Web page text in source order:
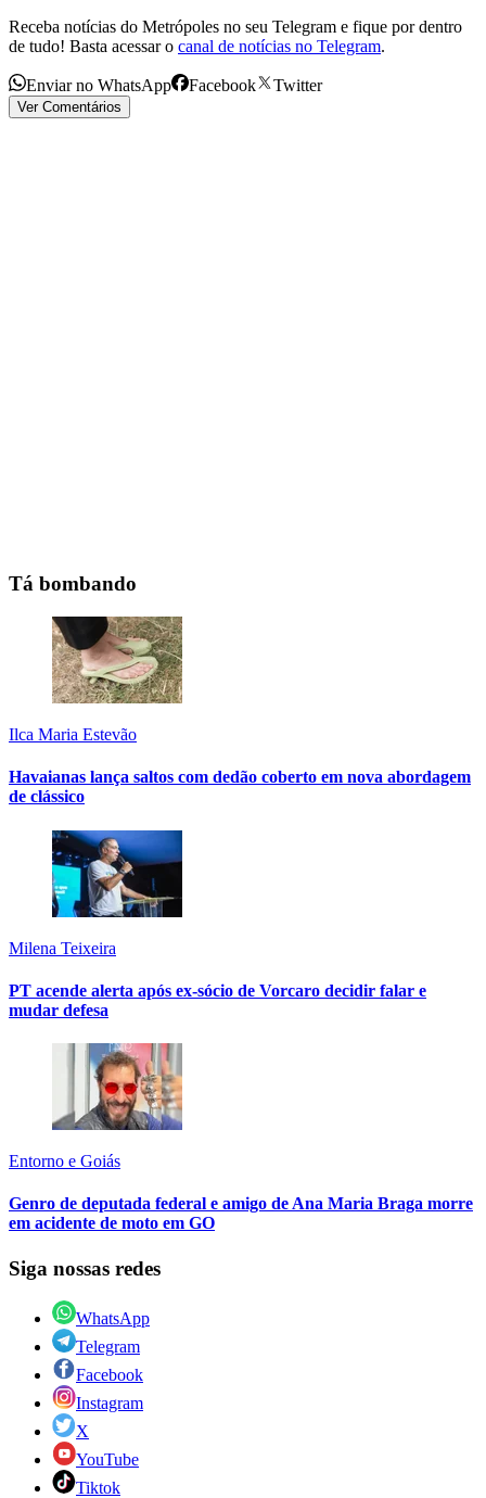
Receba notícias do Metrópoles no seu Telegram e fique por dentro
de tudo! Basta acessar o canal de notícias no Telegram.
Enviar no WhatsApp Facebook Twitter
Ver Comentários
Tá bombando
Ilca Maria Estevão
Havaianas lança saltos com dedão coberto em nova abordagem
de clássico
Milena Teixeira
PT acende alerta após ex-sócio de Vorcaro decidir falar e
mudar defesa
Entorno e Goiás
Genro de deputada federal e amigo de Ana Maria Braga morre
em acidente de moto em GO
Siga nossas redes
WhatsApp
Telegram
Facebook
Instagram
X
YouTube
Tiktok